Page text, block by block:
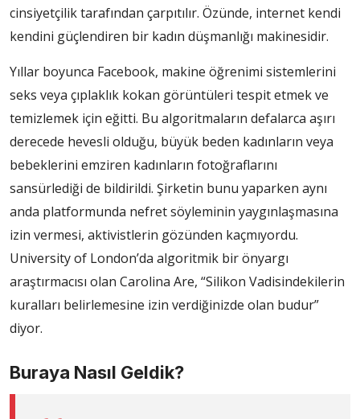
cinsiyetçilik tarafından çarpıtılır. Özünde, internet kendi
kendini güçlendiren bir kadın düşmanlığı makinesidir.
Yıllar boyunca Facebook, makine öğrenimi sistemlerini
seks veya çıplaklık kokan görüntüleri tespit etmek ve
temizlemek için eğitti. Bu algoritmaların defalarca aşırı
derecede hevesli olduğu, büyük beden kadınların veya
bebeklerini emziren kadınların fotoğraflarını
sansürlediği de bildirildi. Şirketin bunu yaparken aynı
anda platformunda nefret söyleminin yaygınlaşmasına
izin vermesi, aktivistlerin gözünden kaçmıyordu.
University of London’da algoritmik bir önyargı
araştırmacısı olan Carolina Are, “Silikon Vadisindekilerin
kuralları belirlemesine izin verdiğinizde olan budur”
diyor.
Buraya Nasıl Geldik?